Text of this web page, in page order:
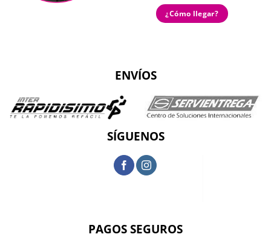
¿Cómo llegar?
ENVÍOS
SÍGUENOS
PAGOS SEGUROS